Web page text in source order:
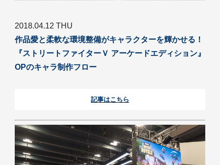
2018.04.12 THU
作品愛と柔軟な環境整備がキャラクターを輝かせる！
『ストリートファイターＶ アーケードエディション』
OPのキャラ制作フロー
記事はこちら